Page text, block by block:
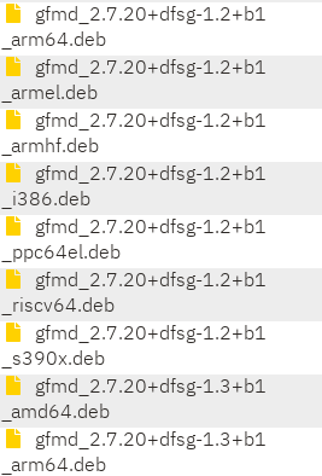
gfmd_2.7.20+dfsg-1.2+b1
_arm64.deb
gfmd_2.7.20+dfsg-1.2+b1
_armel.deb
gfmd_2.7.20+dfsg-1.2+b1
_armhf.deb
gfmd_2.7.20+dfsg-1.2+b1
_i386.deb
gfmd_2.7.20+dfsg-1.2+b1
_ppc64el.deb
gfmd_2.7.20+dfsg-1.2+b1
_riscv64.deb
gfmd_2.7.20+dfsg-1.2+b1
_s390x.deb
gfmd_2.7.20+dfsg-1.3+b1
_amd64.deb
gfmd_2.7.20+dfsg-1.3+b1
_arm64.deb